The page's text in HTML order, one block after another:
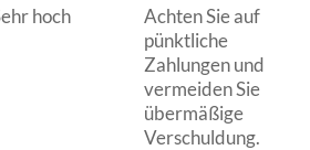
hoch
Achten Sie auf
pünktliche
Zahlungen und
vermeiden Sie
übermäßige
Verschuldung.